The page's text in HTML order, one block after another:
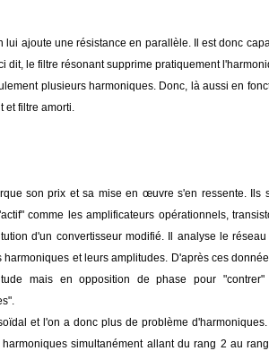
ajoute une résistance en parallèle. Il est donc
dit, le filtre résonant supprime pratiquement
plusieurs harmoniques. Donc, là aussi en
filtre amorti.
son prix et sa mise en œuvre s'en ressente. Ils
comme les amplificateurs opérationnels,
d'un convertisseur modifié. Il analyse le réseau
et leurs amplitudes. D'après ces
mais en opposition de phase pour "contrer"
et l'on a donc plus de problème d'harmoniques.
simultanément allant du rang 2 au